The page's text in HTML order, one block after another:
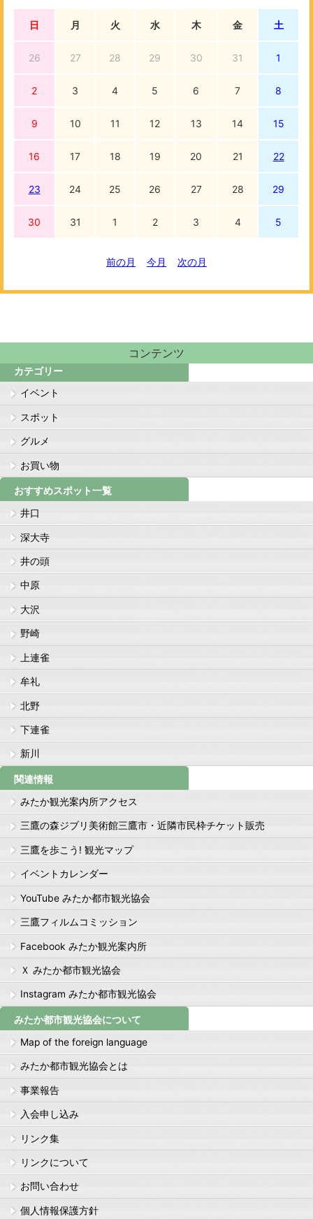
日 月 火 水 木 金 土
26 27 28 29 30 31 1
2 3 4 5 6 7 8
9 10 11 12 13 14 15
16 17 18 19 20 21 22
23 24 25 26 27 28 29
30 31 1 2 3 4 5
前の月 今月 次の月
コンテンツ
カテゴリー
イベント
スポット
グルメ
お買い物
おすすめスポット一覧
井口
深大寺
井の頭
中原
大沢
野崎
上連雀
牟礼
北野
下連雀
新川
関連情報
みたか観光案内所アクセス
三鷹の森ジブリ美術館三鷹市・近隣市民枠チケット販売
三鷹を歩こう! 観光マップ
イベントカレンダー
YouTube みたか都市観光協会
三鷹フィルムコミッション
Facebook みたか観光案内所
Ｘ みたか都市観光協会
Instagram みたか都市観光協会
みたか都市観光協会について
Map of the foreign language
みたか都市観光協会とは
事業報告
入会申し込み
リンク集
リンクについて
お問い合わせ
個人情報保護方針